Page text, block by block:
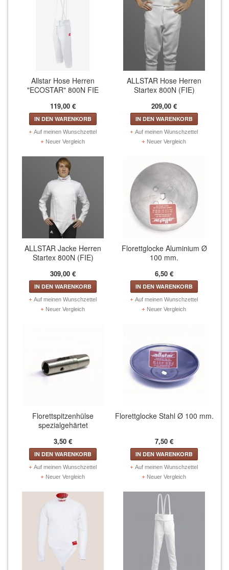
Brustschutz & Suspensorium (6)
Fechtmasken (36)
Fecht-Handschuhe (13)
Fecht-Schuhe (9)
Fecht-Strümpfe (6)
Historisches Fechten (1)
Rollstuhlfechten (8)
MELDER/ZUBEHÖR/ERSATZTEILE
Melder und Zubehör (12)
Kabelrollen Ersatzteile (9)
WAFFEN UND WAFFENZUBEHÖR
Degen (72)
Florett (90)
TASCHEN UND ROLLBAGS
TRAINERBEKLEIDUNG
Herren (30)
Damen (30)
ZUBEHÖR
Schmuck (2)
Virtual Reality (4)
Freizeitartikel / Zubehör (16)
Allstar Hose Herren
"ECOSTAR" 800N FIE
119,00 €
IN DEN WARENKORB
Auf meinen Wunschzettel
Neuer Vergleich
ALLSTAR Hose Herren
Startex 800N (FIE)
209,00 €
IN DEN WARENKORB
Auf meinen Wunschzettel
Neuer Vergleich
ALLSTAR Jacke Herren
Startex 800N (FIE)
309,00 €
IN DEN WARENKORB
Auf meinen Wunschzettel
Neuer Vergleich
Florettglocke Aluminium Ø
100 mm.
6,50 €
IN DEN WARENKORB
Auf meinen Wunschzettel
Neuer Vergleich
Florettspitzenhülse
spezialgehärtet
3,50 €
IN DEN WARENKORB
Auf meinen Wunschzettel
Neuer Vergleich
Florettglocke Stahl Ø 100 mm.
7,50 €
IN DEN WARENKORB
Auf meinen Wunschzettel
Neuer Vergleich